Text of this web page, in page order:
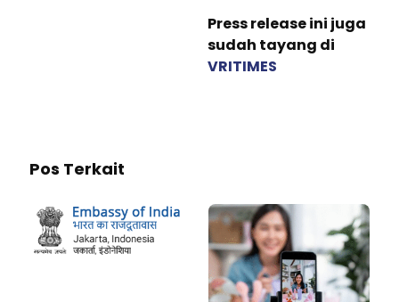
Press release ini juga
sudah tayang di
VRITIMES
Pos Terkait